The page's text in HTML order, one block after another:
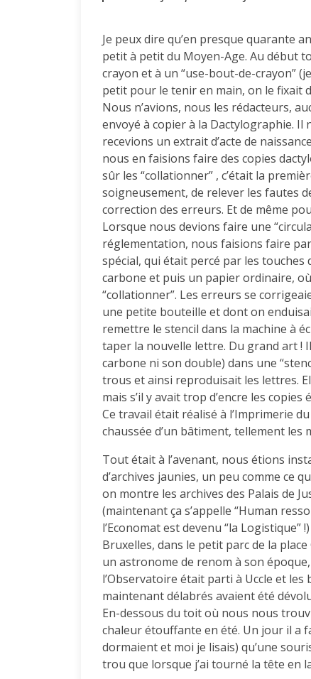
Je peux dire qu’en presque quarante
petit à petit du Moyen-Age. Au début
crayon et à un “use-bout-de-crayon”
petit pour le tenir en main, on le fixait
Nous n’avions, nous les rédacteurs,
envoyé à copier à la Dactylographie. Il
recevions un extrait d’acte de
nous en faisions faire des copies
sûr les “collationner” , c’était la
soigneusement, de relever les fautes
correction des erreurs. Et de même
Lorsque nous devions faire une
réglementation, nous faisions faire par
spécial, qui était percé par les
carbone et puis un papier ordinaire,
“collationner”. Les erreurs se
une petite bouteille et dont on
remettre le stencil dans la machine à
taper la nouvelle lettre. Du grand art !
carbone ni son double) dans une
trous et ainsi reproduisait les lettres.
mais s’il y avait trop d’encre les
Ce travail était réalisé à l’Imprimerie
chaussée d’un bâtiment, tellement les
Tout était à l’avenant, nous étions
d’archives jaunies, un peu comme ce
on montre les archives des Palais de
(maintenant ça s’appelle “Human
l’Economat est devenu “la
Bruxelles, dans le petit parc de la
un astronome de renom à son
l’Observatoire était parti à Uccle et
maintenant délabrés avaient été
En-dessous du toit où nous nous
chaleur étouffante en été. Un jour il a
dormaient et moi je lisais) qu’une
trou que lorsque j’ai tourné la tête en